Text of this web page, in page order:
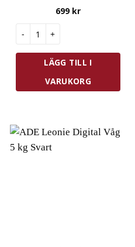
699 kr
LÄGG TILL I
VARUKORG